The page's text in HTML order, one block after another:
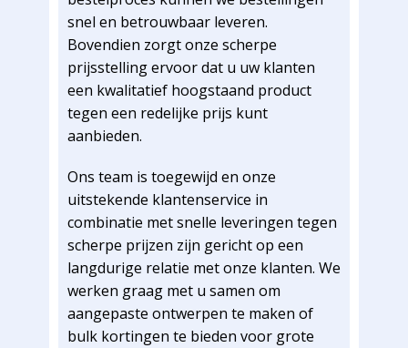
snel en betrouwbaar leveren.
Bovendien zorgt onze scherpe
prijsstelling ervoor dat u uw klanten
een kwalitatief hoogstaand product
tegen een redelijke prijs kunt
aanbieden.
Ons team is toegewijd en onze
uitstekende klantenservice in
combinatie met snelle leveringen tegen
scherpe prijzen zijn gericht op een
langdurige relatie met onze klanten. We
werken graag met u samen om
aangepaste ontwerpen te maken of
bulk kortingen te bieden voor grote